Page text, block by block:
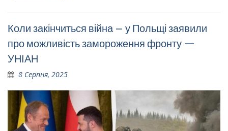
Коли закінчиться війна – у Польщі заявили
про можливість замороження фронту —
УНІАН
8 Серпня, 2025